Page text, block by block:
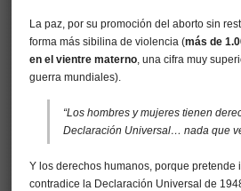
La paz, por su promoción del aborto sin
forma más sibilina de violencia (más de
en el vientre materno, una cifra muy
guerra mundiales).
“Los hombres y mujeres tienen
Declaración Universal… nada que
Y los derechos humanos, porque
contradice la Declaración Universal de